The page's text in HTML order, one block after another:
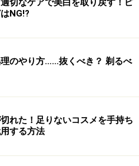
ーム
アしたい！」という願いを可
、アミノ酸がベースで低刺
ぎることなく穏やかに洗い
、糖類、フラボノイドなど
で、保湿や、美白、代謝機
いるそばから香るローズマ
などのアロマの爽やかな香
切なケアで美白を取り戻す！ピ
NG!?
のやり方……抜くべき？ 剃るべ
れた！足りないコスメを手持ち
する方法